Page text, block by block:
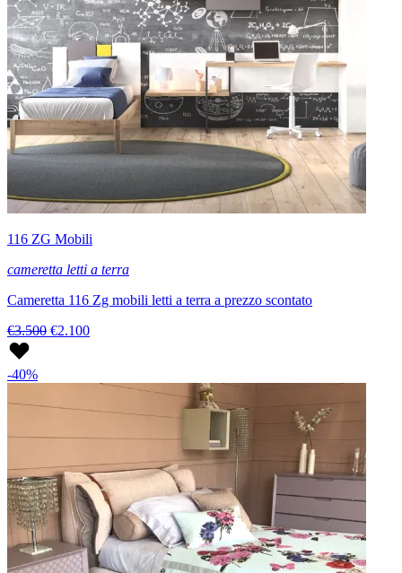
116 ZG Mobili
cameretta letti a terra
Cameretta 116 Zg mobili letti a terra a prezzo scontato
€3.500 €2.100
-40%